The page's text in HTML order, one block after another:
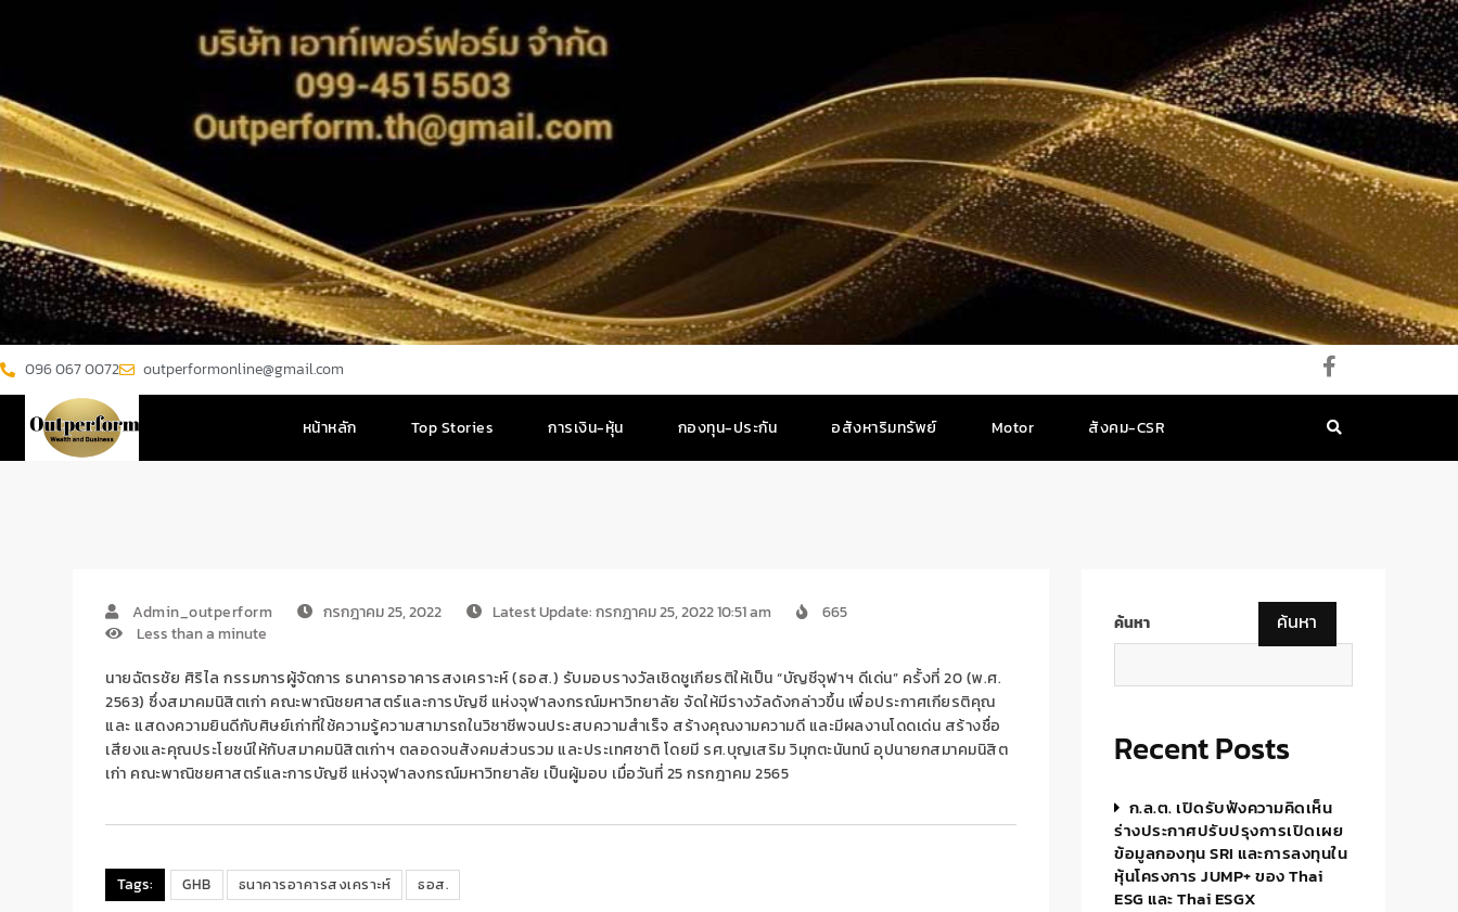
096 067 0072 outperformonline@gmail.com
หน้าหลัก Top Stories การเงิน-หุ้น กองทุน-ประกัน อสังหาริมทรัพย์ Motor สังคม-CSR
Admin_outperform กรกฎาคม 25, 2022 Latest Update: กรกฎาคม 25, 2022 10:51 am
665
Less than a minute
นายฉัตรชัย ศิริไล กรรมการผู้จัดการ ธนาคารอาคารสงเคราะห์ (ธอส.) รับมอบรางวัลเชิดชูเกียรติให้เป็น “บัญชีจุฬาฯ ดีเด่น” ครั้งที่ 20 (พ.ศ.
2563) ซึ่งสมาคมนิสิตเก่า คณะพาณิชยศาสตร์และการบัญชี แห่งจุฬาลงกรณ์มหาวิทยาลัย จัดให้มีรางวัลดังกล่าวขึ้น เพื่อประกาศเกียรติคุณ
และ แสดงความยินดีกับศิษย์เก่าที่ใช้ความรู้ความสามารถในวิชาชีพจนประสบความสำเร็จ สร้างคุณงามความดี และมีผลงานโดดเด่น สร้างชื่อ
เสียงและคุณประโยชน์ให้กับสมาคมนิสิตเก่าฯ ตลอดจนสังคมส่วนรวม และประเทศชาติ โดยมี รศ.บุญเสริม วิมุกตะนันทน์ อุปนายกสมาคมนิสิต
เก่า คณะพาณิชยศาสตร์และการบัญชี แห่งจุฬาลงกรณ์มหาวิทยาลัย เป็นผู้มอบ เมื่อวันที่ 25 กรกฎาคม 2565
Tags: GHB ธนาคารอาคารสงเคราะห์ ธอส.
ค้นหา ค้นหา
Recent Posts
ก.ล.ต. เปิดรับฟังความคิดเห็น
ร่างประกาศปรับปรุงการเปิดเผย
ข้อมูลกองทุน SRI และการลงทุนใน
หุ้นโครงการ JUMP+ ของ Thai
ESG และ Thai ESGX